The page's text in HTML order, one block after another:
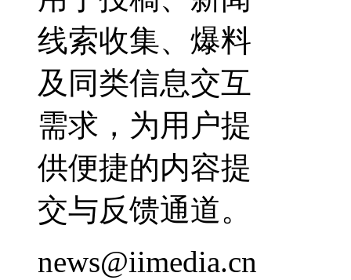
线索收集、爆料
及同类信息交互
需求，为用户提
供便捷的内容提
交与反馈通道。
news@iimedia.cn